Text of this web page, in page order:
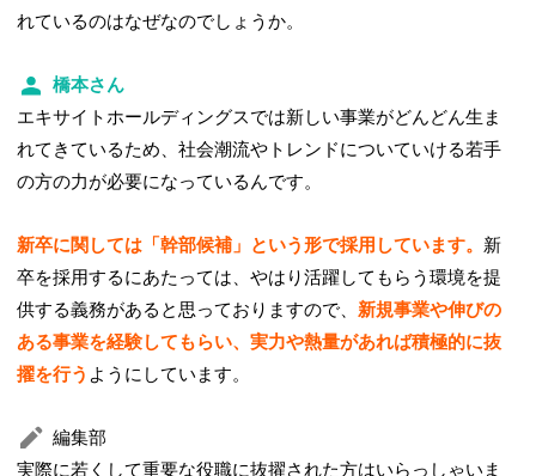
れているのはなぜなのでしょうか。
橋本さん
エキサイトホールディングスでは新しい事業がどんどん生ま
れてきているため、社会潮流やトレンドについていける若手
の方の力が必要になっているんです。
新卒に関しては「幹部候補」という形で採用しています。 新
卒を採用するにあたっては、やはり活躍してもらう環境を提
供する義務があると思っておりますので、 新規事業や伸びの
ある事業を経験してもらい、実力や熱量があれば積極的に抜
擢を行う ようにしています。
編集部
実際に若くして重要な役職に抜擢された方はいらっしゃいま